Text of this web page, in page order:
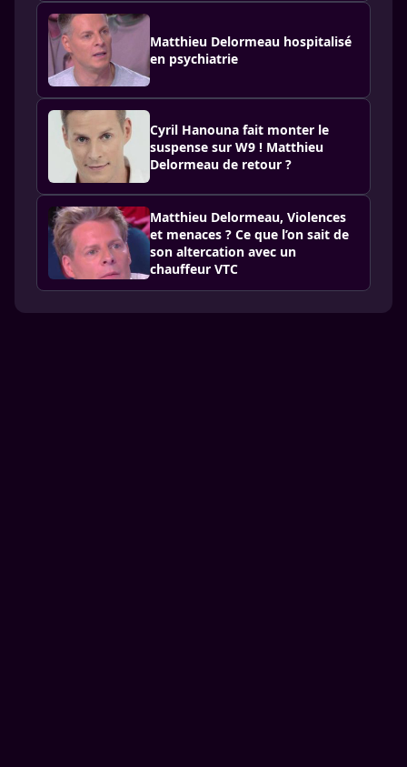
Matthieu Delormeau hospitalisé
en psychiatrie
Cyril Hanouna fait monter le
suspense sur W9 ! Matthieu
Delormeau de retour ?
Matthieu Delormeau, Violences
et menaces ? Ce que l’on sait de
son altercation avec un
chauffeur VTC